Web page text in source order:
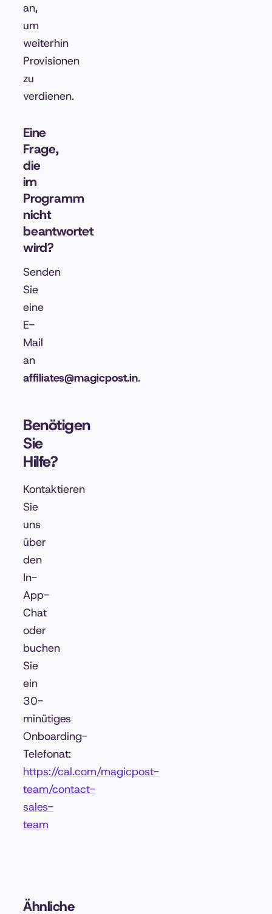
an,
um
weiterhin
Provisionen
zu
verdienen.
Eine
Frage,
die
im
Programm
nicht
beantwortet
wird?
Senden
Sie
eine
E-
Mail
an
affiliates@magicpost.in.
Benötigen
Sie
Hilfe?
Kontaktieren
Sie
uns
über
den
In-
App-
Chat
oder
buchen
Sie
ein
30-
minütiges
Onboarding-
Telefonat:
https://cal.com/magicpost-
team/contact-
sales-
team
Ähnliche